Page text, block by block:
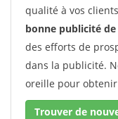
qualité à vos
bonne publicité
des efforts de
dans la publicité.
oreille pour
Trouver de